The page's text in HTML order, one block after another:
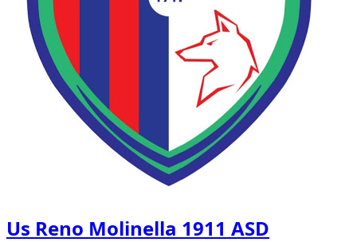
Us Reno Molinella 1911 ASD